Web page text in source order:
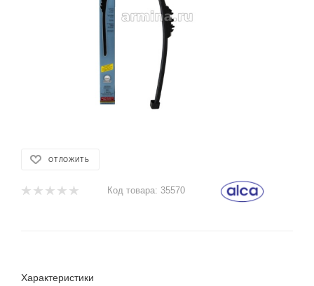
ОТЛОЖИТЬ
Код товара: 35570
Характеристики